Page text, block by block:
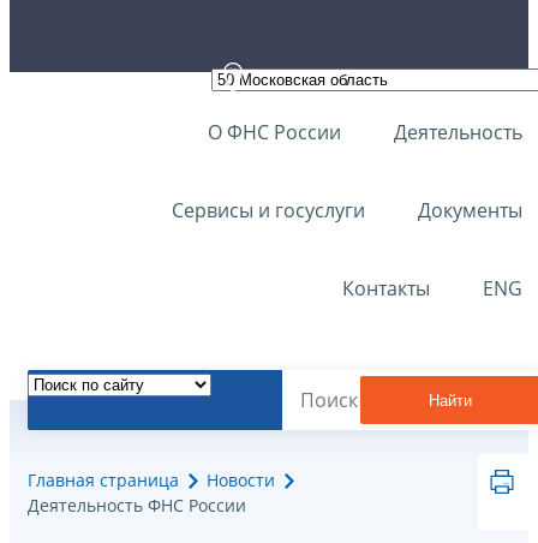
О ФНС России Деятельность
Сервисы и госуслуги Документы
Контакты ENG
Найти
Главная страница
Новости
Деятельность ФНС России